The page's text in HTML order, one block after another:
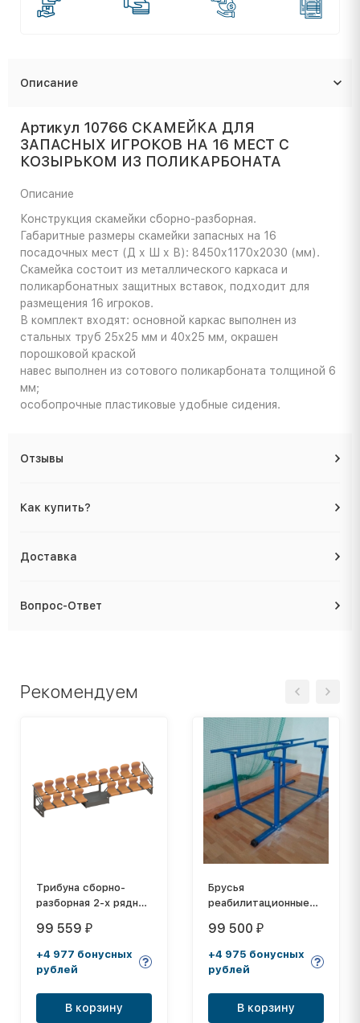
Описание
Артикул 10766 СКАМЕЙКА ДЛЯ
ЗАПАСНЫХ ИГРОКОВ НА 16 МЕСТ С
КОЗЫРЬКОМ ИЗ ПОЛИКАРБОНАТА
Описание
Конструкция скамейки сборно-разборная.
Габаритные размеры скамейки запасных на 16
посадочных мест (Д х Ш х В): 8450х1170х2030 (мм).
Скамейка состоит из металлического каркаса и
поликарбонатных защитных вставок, подходит для
размещения 16 игроков.
В комплект входят: основной каркас выполнен из
стальных труб 25х25 мм и 40х25 мм, окрашен
порошковой краской
навес выполнен из сотового поликарбоната толщиной 6
мм;
особопрочные пластиковые удобные сидения.
Отзывы
Как купить?
Доставка
Вопрос-Ответ
Рекомендуем
Трибуна сборно-
разборная 2-х рядная
99 559 ₽
+4 977 бонусных
рублей
В корзину
Брусья
реабилитационные
99 500 ₽
+4 975 бонусных
рублей
В корзину